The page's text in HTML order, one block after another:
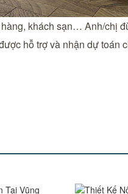
khách sạn… Anh/chị
hỗ trợ và nhận dự toán